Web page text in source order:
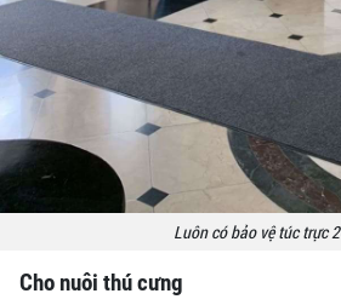
Luôn có bảo vệ túc trực
Cho nuôi thú cưng